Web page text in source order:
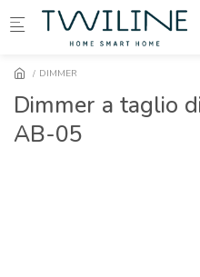
Skip to main content
DIMMER
Dimmer a taglio
AB-05